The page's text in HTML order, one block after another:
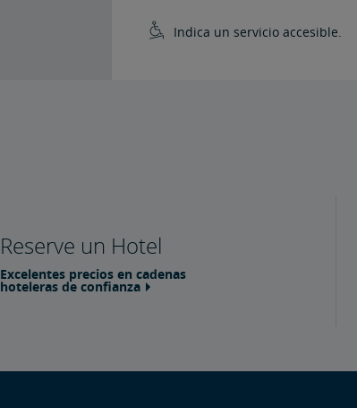
Indica un servicio accesible.
Reserve un Hotel
Excelentes precios en cadenas
hoteleras de confianza